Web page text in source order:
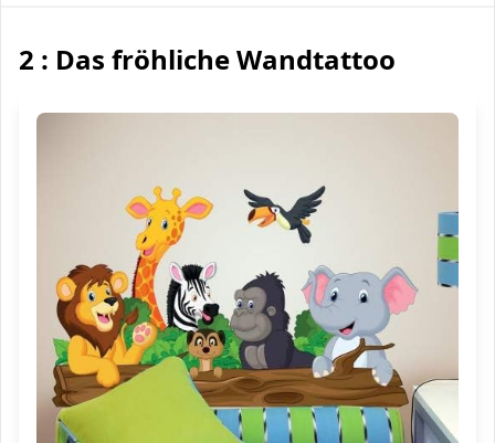
2 : Das fröhliche Wandtattoo